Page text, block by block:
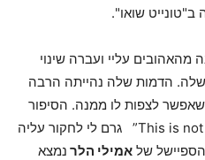
שואו".
עליי ועברה שינוי
הדמות שלה נהייתה הרבה
שאפשר לצפות לו ממנה. הסיפור
ב”This is not happening” גרם לי לחקור עליה
הספיישל של אמילי הלר נמצא